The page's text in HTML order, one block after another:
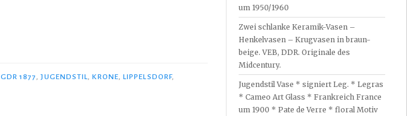
GDR 1877 ,JUGENDSTIL ,KRONE ,LIPPELSDORF,
um 1950/1960
Zwei schlanke Keramik-Vasen –
Henkelvasen – Krugvasen in braun-
beige. VEB, DDR. Originale des
Midcentury.
Jugendstil Vase * signiert Leg. * Legras
* Cameo Art Glass * Frankreich France
um 1900 * Pate de Verre * floral Motiv